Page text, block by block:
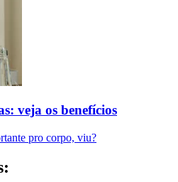
veja os benefícios
pro corpo, viu?